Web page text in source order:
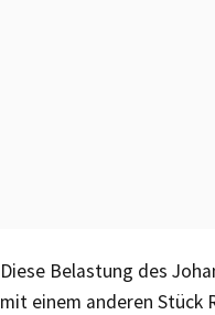
Diese Belastung des
mit einem anderen Stück